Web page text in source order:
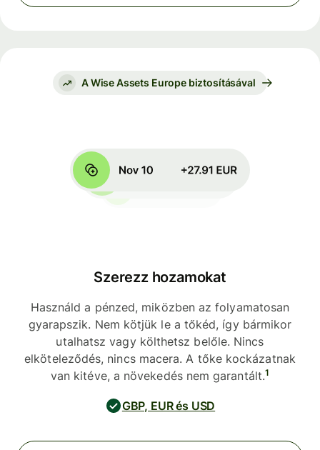
A Wise Assets Europe biztosításával
Szerezz hozamokat
Használd a pénzed, miközben az folyamatosan
gyarapszik. Nem kötjük le a tőkéd, így bármikor
utalhatsz vagy költhetsz belőle. Nincs
elköteleződés, nincs macera. A tőke kockázatnak
van kitéve, a növekedés nem garantált.1
GBP, EUR és USD